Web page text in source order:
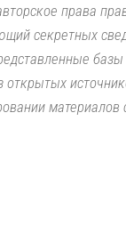
права
секретных
открытых
материалов